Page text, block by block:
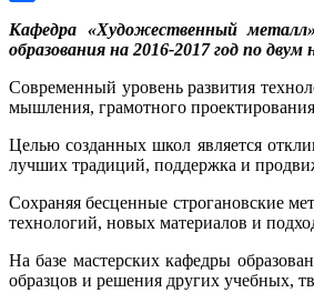
Кафедра «Художественный
образования на 2016-2017 год по
Современный уровень развития
мышления, грамотного
Целью созданных школ является
лучших традиций, поддержка и
Сохраняя бесценные строгановские
технологий, новых материалов и
На базе мастерских кафедры
образцов и решения других учебных,